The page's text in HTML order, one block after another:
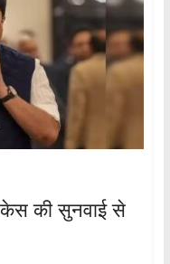
केस की सुनवाई से